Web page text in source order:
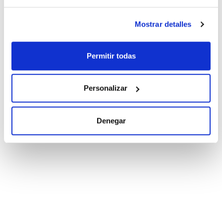
Mostrar detalles
Permitir todas
Personalizar
Denegar
Documentación técnica
Regístrate para
descargas
SDS/ Hoja de seguridad
Regístrate para
productos marca Scharlau habitualmente en stock,